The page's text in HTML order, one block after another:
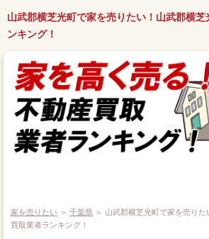
山武郡横芝光町で家を売りたい！山武郡横芝
ンキング！
家を売りたい ＞ 千葉県 ＞ 山武郡横芝光町で家を売り
買取業者ランキング！